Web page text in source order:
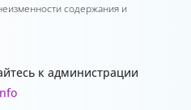
содержания и
к администрации